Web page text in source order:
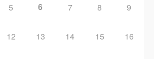
5 6 7 8 9
12 13 14 15 16